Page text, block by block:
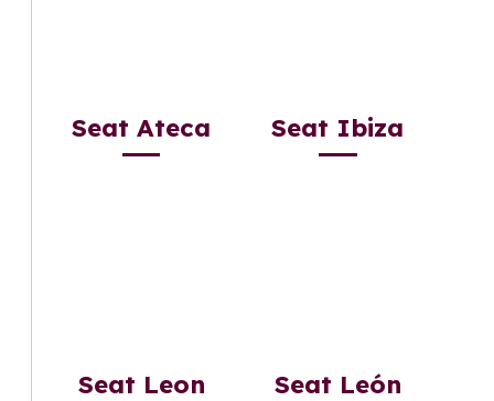
Seat Ateca Seat Ibiza
Seat Leon
Seat León